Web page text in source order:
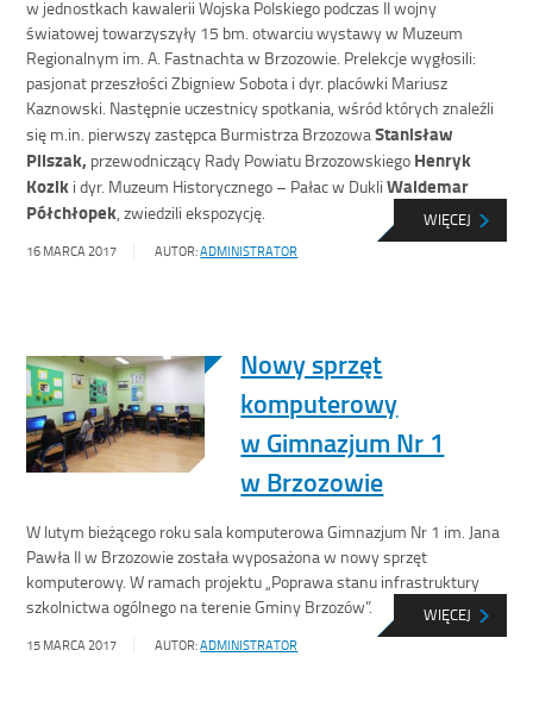
w jednostkach kawalerii Wojska Polskiego podczas II wojny
światowej towarzyszyły 15 bm. otwarciu wystawy w Muzeum
Regionalnym im. A. Fastnachta w Brzozowie. Prelekcje wygłosili:
pasjonat przeszłości Zbigniew Sobota i dyr. placówki Mariusz
Kaznowski. Następnie uczestnicy spotkania, wśród których znaleźli
się m.in. pierwszy zastępca Burmistrza BrzozowaStanisław
Pilszak, przewodniczący Rady Powiatu Brzozowskiego Henryk
Kozik i dyr. Muzeum Historycznego – Pałac w DukliWaldemar
Półchłopek, zwiedzili ekspozycję. WIĘCEJ
16 MARCA 2017 AUTOR:ADMINISTRATOR
Nowy sprzęt
komputerowy
w Gimnazjum Nr 1
w Brzozowie
W lutym bieżącego roku sala komputerowa Gimnazjum Nr 1 im. Jana
Pawła II w Brzozowie została wyposażona w nowy sprzęt
komputerowy. W ramach projektu „Poprawa stanu infrastruktury
szkolnictwa ogólnego na terenie Gminy Brzozów”.
WIĘCEJ
15 MARCA 2017 AUTOR:ADMINISTRATOR